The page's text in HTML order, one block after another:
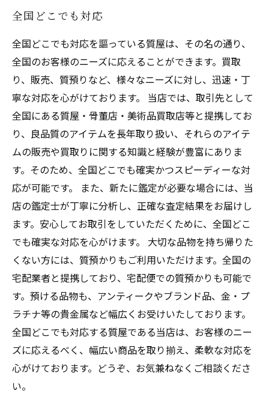
全国どこでも対応
全国どこでも対応を謳っている質屋は、その名の通り、
全国のお客様のニーズに応えることができます。買取
り、販売、質預りなど、様々なニーズに対し、迅速・丁
寧な対応を心がけております。 当店では、取引先として
全国にある質屋・骨董店・美術品買取店等と提携してお
り、良品質のアイテムを長年取り扱い、それらのアイテ
ムの販売や買取りに関する知識と経験が豊富にありま
す。そのため、全国どこでも確実かつスピーディーな対
応が可能です。 また、新たに鑑定が必要な場合には、当
店の鑑定士が丁寧に分析し、正確な査定結果をお届けし
ます。安心してお取引をしていただくために、全国どこ
でも確実な対応を心がけます。 大切な品物を持ち帰りた
くない方には、質預かりもご利用いただけます。全国の
宅配業者と提携しており、宅配便での質預かりも可能で
す。預ける品物も、アンティークやブランド品、金・プ
ラチナ等の貴金属など幅広くお受けいたしております。
全国どこでも対応する質屋である当店は、お客様のニー
ズに応えるべく、幅広い商品を取り揃え、柔軟な対応を
心がけております。どうぞ、お気兼ねなくご相談くださ
い。